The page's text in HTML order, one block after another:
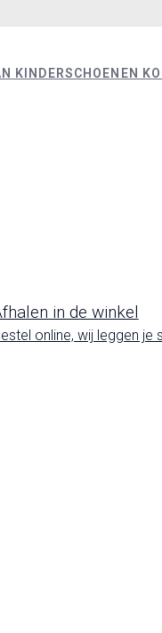
KINDERSCHOENEN
in de winkel
online, wij leggen je